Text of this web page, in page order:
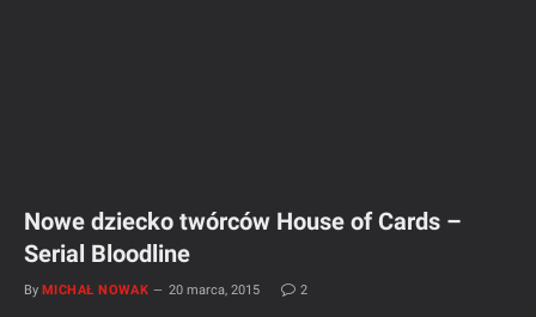
Nowe dziecko twórców House of Cards –
Serial Bloodline
By MICHAŁ NOWAK 20 marca, 2015 2